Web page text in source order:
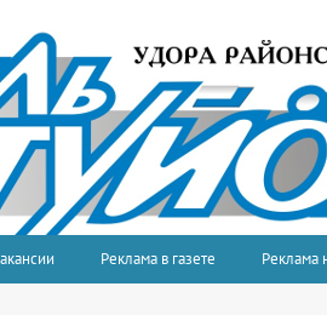
Реклама в газете Реклама